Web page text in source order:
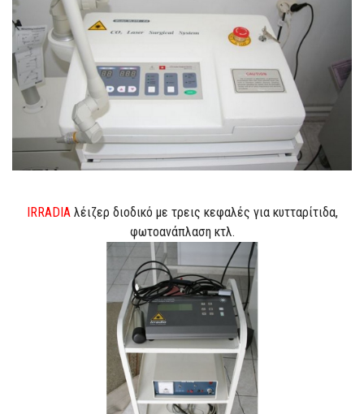
IRRADIA λέιζερ διοδικό με τρεις κεφαλές για κυτταρίτιδα,
φωτοανάπλαση κτλ.